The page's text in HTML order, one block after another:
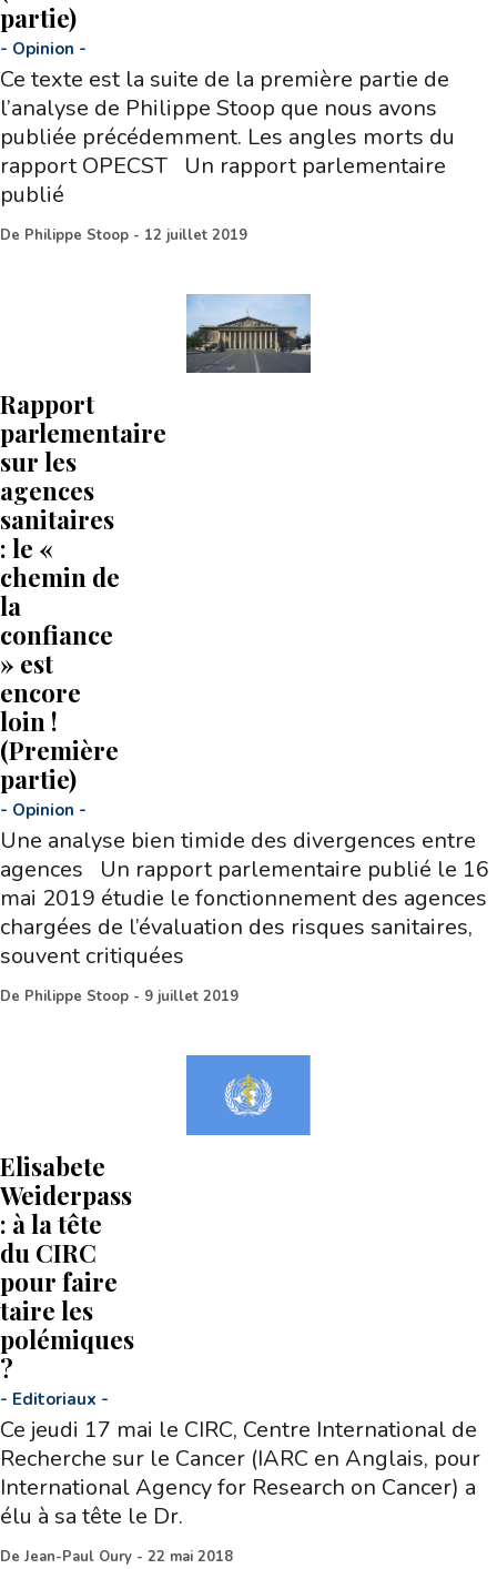
partie)
- Opinion -
Ce texte est la suite de la première partie de
l’analyse de Philippe Stoop que nous avons
publiée précédemment. Les angles morts du
rapport OPECST Un rapport parlementaire
publié
De Philippe Stoop - 12 juillet 2019
Rapport
parlementaire
sur les
agences
sanitaires
: le «
chemin de
la
confiance
» est
encore
loin !
(Première
partie)
- Opinion -
Une analyse bien timide des divergences entre
agences Un rapport parlementaire publié le 16
mai 2019 étudie le fonctionnement des agences
chargées de l’évaluation des risques sanitaires,
souvent critiquées
De Philippe Stoop - 9 juillet 2019
Elisabete
Weiderpass
: à la tête
du CIRC
pour faire
taire les
polémiques
?
- Editoriaux -
Ce jeudi 17 mai le CIRC, Centre International de
Recherche sur le Cancer (IARC en Anglais, pour
International Agency for Research on Cancer) a
élu à sa tête le Dr.
De Jean-Paul Oury - 22 mai 2018